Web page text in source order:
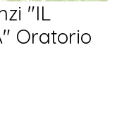
"IL
Oratorio